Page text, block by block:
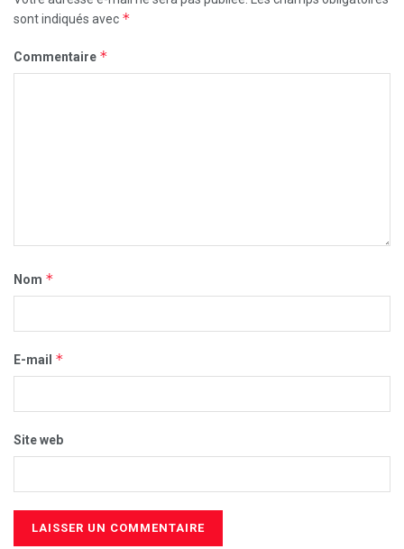
sont indiqués avec *
Commentaire *
Nom *
E-mail *
Site web